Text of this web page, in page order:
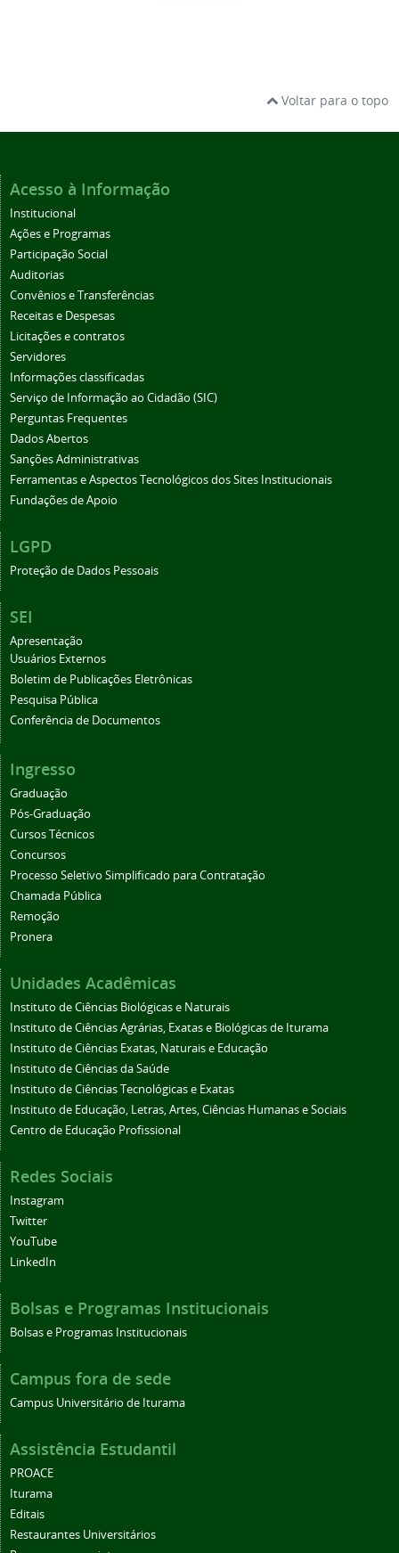
Voltar para o topo
Acesso à Informação
Institucional
Ações e Programas
Participação Social
Auditorias
Convênios e Transferências
Receitas e Despesas
Licitações e contratos
Servidores
Informações classificadas
Serviço de Informação ao Cidadão (SIC)
Perguntas Frequentes
Dados Abertos
Sanções Administrativas
Ferramentas e Aspectos Tecnológicos dos Sites Institucionais
Fundações de Apoio
LGPD
Proteção de Dados Pessoais
SEI
Apresentação
Usuários Externos
Boletim de Publicações Eletrônicas
Pesquisa Pública
Conferência de Documentos
Ingresso
Graduação
Pós-Graduação
Cursos Técnicos
Concursos
Processo Seletivo Simplificado para Contratação
Chamada Pública
Remoção
Pronera
Unidades Acadêmicas
Instituto de Ciências Biológicas e Naturais
Instituto de Ciências Agrárias, Exatas e Biológicas de Iturama
Instituto de Ciências Exatas, Naturais e Educação
Instituto de Ciências da Saúde
Instituto de Ciências Tecnológicas e Exatas
Instituto de Educação, Letras, Artes, Ciências Humanas e Sociais
Centro de Educação Profissional
Redes Sociais
Instagram
Twitter
YouTube
LinkedIn
Bolsas e Programas Institucionais
Bolsas e Programas Institucionais
Campus fora de sede
Campus Universitário de Iturama
Assistência Estudantil
PROACE
Iturama
Editais
Restaurantes Universitários